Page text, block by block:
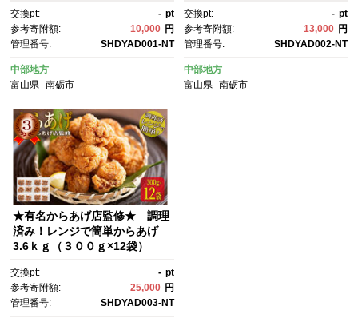
交換pt: - pt
参考寄附額:
10,000 円
管理番号:
SHDYAD001-NT
中部地方
富山県
南砺市
交換pt: - pt
参考寄附額:
13,000 円
管理番号:
SHDYAD002-NT
中部地方
富山県 南砺市
★有名からあげ店監修★ 調理
済み！レンジで簡単からあげ
3.6ｋｇ（３００ｇ×12袋）
交換pt: - pt
参考寄附額:
25,000 円
管理番号:
SHDYAD003-NT